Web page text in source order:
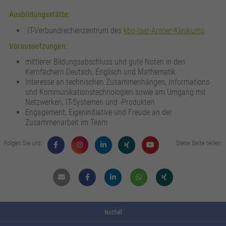
Ausbildungsstätte:
IT-Verbundrechenzentrum des kbo-Isar-Amper-Klinikums
Voraussetzungen:
mittlerer Bildungsabschluss und gute Noten in den
Kernfächern Deutsch, Englisch und Mathematik
Interesse an technischen Zusammenhängen, Informations-
und Kommunikationstechnologien sowie am Umgang mit
Netzwerken, IT-Systemen und -Produkten
Engagement, Eigeninitiative und Freude an der
Zusammenarbeit im Team
Folgen Sie uns: Diese Seite teilen:
Mail FacebookLinkdin WhatsappXing
Notfall